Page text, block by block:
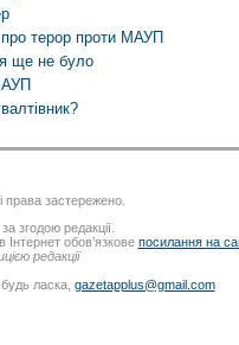
терор проти МАУП
ще не було
застережено.
згодою редакції.
Інтернет обов’язкове посилання на
редакції
ласка, gazetapplus@gmail.com